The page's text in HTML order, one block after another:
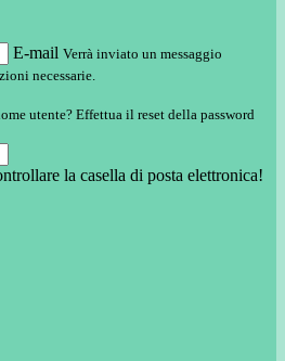
E-mail Verrà inviato un messaggio
necessarie.
utente? Effettua il reset della password
la casella di posta elettronica!